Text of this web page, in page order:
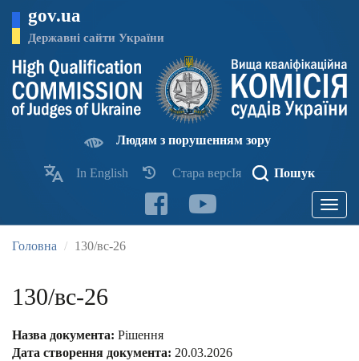
основного
матеріалу
gov.ua
Державні сайти України
Людям з порушенням зору
In English Стара версІя Пошук
Toggle
Головна 130/вс-26
130/вс-26
Назва документа: Рішення
Дата створення документа: 20.03.2026